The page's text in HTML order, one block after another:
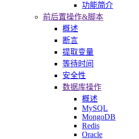
功能简介
前后置操作&脚本
概述
断言
提取变量
等待时间
安全性
数据库操作
概述
MySQL
MongoDB
Redis
Oracle